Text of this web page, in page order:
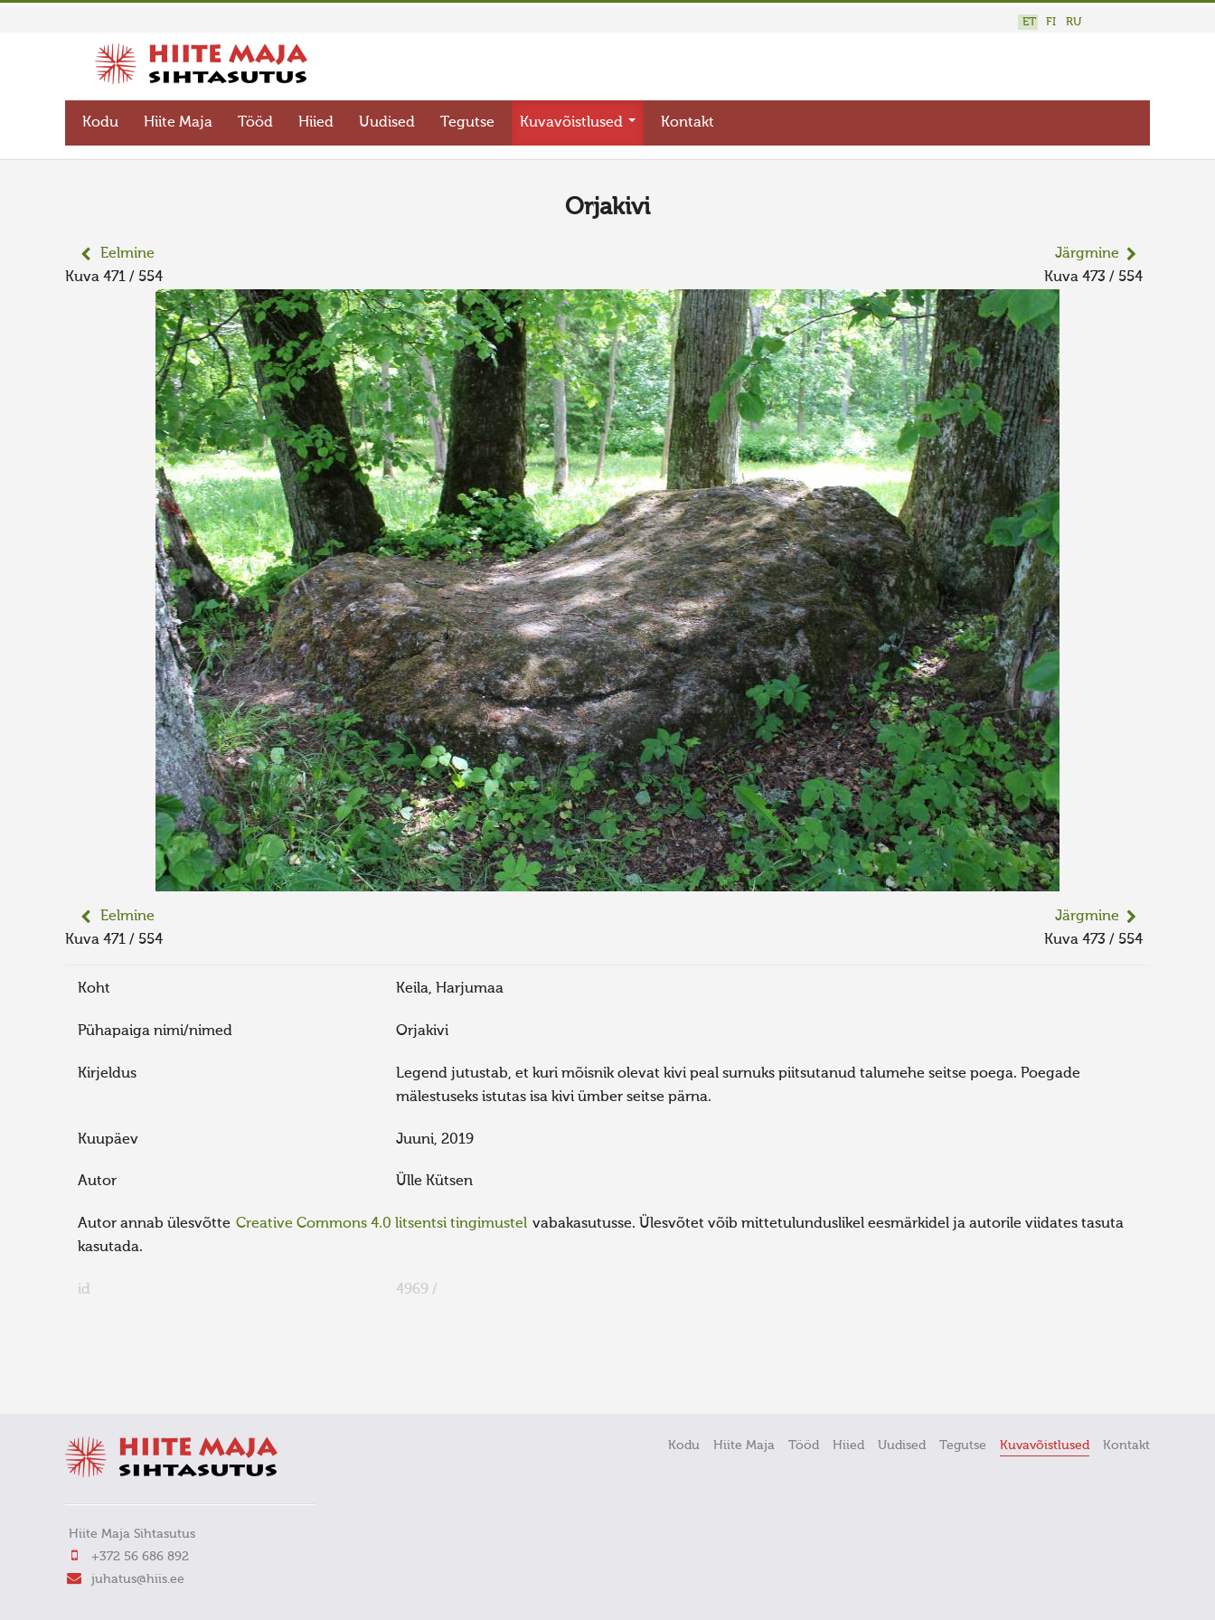
ET FI RU
Kodu Hiite Maja Tööd Hiied Uudised Tegutse Kuvavõistlused Kontakt
Orjakivi
Eelmine
Kuva 471 / 554
Järgmine
Kuva 473 / 554
Eelmine
Kuva 471 / 554
Järgmine
Kuva 473 / 554
Koht Keila, Harjumaa
Pühapaiga nimi/nimed Orjakivi
Kirjeldus
Legend jutustab, et kuri mõisnik olevat kivi peal surnuks piitsutanud talumehe seitse poega. Poegade
mälestuseks istutas isa kivi ümber seitse pärna.
Kuupäev Juuni, 2019
Autor Ülle Kütsen
Autor annab ülesvõtte Creative Commons 4.0 litsentsi tingimustel vabakasutusse. Ülesvõtet võib mittetulunduslikel eesmärkidel ja autorile viidates tasuta
kasutada.
id 4969 /
Hiite Maja Sihtasutus
+372 56 686 892
juhatus@hiis.ee
Kodu Hiite Maja Tööd Hiied Uudised Tegutse Kuvavõistlused Kontakt